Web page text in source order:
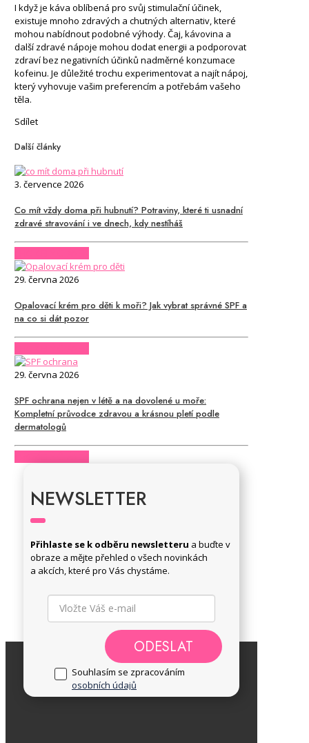
I když je káva oblíbená pro svůj stimulační účinek,
existuje mnoho zdravých a chutných alternativ, které
mohou nabídnout podobné výhody. Čaj, kávovina a
další zdravé nápoje mohou dodat energii a podporovat
zdraví bez negativních účinků nadměrné konzumace
kofeinu. Je důležité trochu experimentovat a najít nápoj,
který vyhovuje vašim preferencím a potřebám vašeho
těla.
Sdílet
Další články
3. července 2026
Co mít vždy doma při hubnutí? Potraviny, které ti usnadní
zdravé stravování i ve dnech, kdy nestíháš
29. června 2026
Opalovací krém pro děti k moři? Jak vybrat správné SPF a
na co si dát pozor
29. června 2026
SPF ochrana nejen v létě a na dovolené u moře:
Kompletní průvodce zdravou a krásnou pletí podle
dermatologů
NEWSLETTER
Přihlaste se k odběru newsletteru a buďte v
obraze a mějte přehled o všech novinkách
a akcích, které pro Vás chystáme.
ODESLAT
Souhlasím se zpracováním
osobních údajů